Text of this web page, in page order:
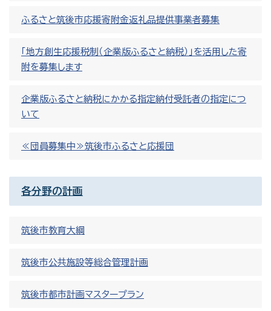
ふるさと筑後市応援寄附金返礼品提供事業者募集
「地方創生応援税制（企業版ふるさと納税）」を活用した寄
附を募集します
企業版ふるさと納税にかかる指定納付受託者の指定につ
いて
≪団員募集中≫筑後市ふるさと応援団
各分野の計画
筑後市教育大綱
筑後市公共施設等総合管理計画
筑後市都市計画マスタープラン